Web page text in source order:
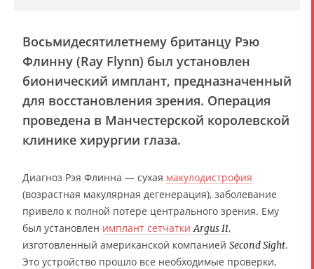
Восьмидесятилетнему британцу Рэю
Флинну (Ray Flynn) был установлен
бионический имплант, предназначенный
для восстановления зрения. Операция
проведена в Манчестерской королевской
клинике хирургии глаза.
Диагноз Рэя Флинна — сухая макулодистрофия
(возрастная макулярная дегенерация), заболевание
привело к полной потере центрального зрения. Ему
был установлен имплант сетчатки Argus II,
изготовленный американской компанией Second Sight.
Это устройство прошло все необходимые проверки,